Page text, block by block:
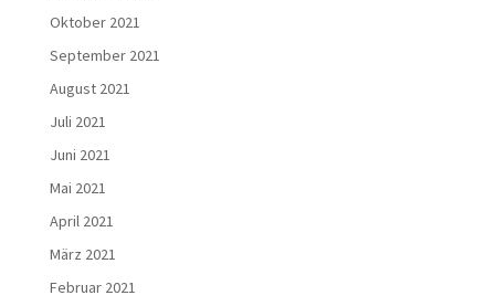
Oktober 2021
September 2021
August 2021
Juli 2021
Juni 2021
Mai 2021
April 2021
März 2021
Februar 2021